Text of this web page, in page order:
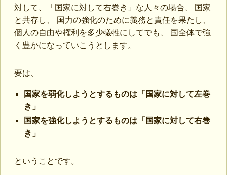
対して、「国家に対して右巻き」な人々の場合、 国家
と共存し、 国力の強化のために義務と責任を果たし、
個人の自由や権利を多少犠牲にしてでも、 国全体で強
く豊かになっていこうとします。
要は、
国家を弱化しようとするものは「国家に対して左巻
き」
国家を強化しようとするものは「国家に対して右巻
き」
ということです。